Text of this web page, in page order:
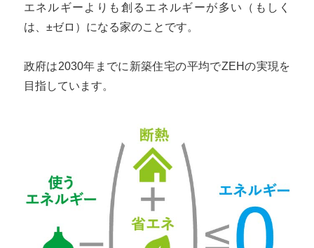
エネルギーよりも創るエネルギーが多い（もしく
は、±ゼロ）になる家のことです。
政府は2030年までに新築住宅の平均でZEHの実現を
目指しています。